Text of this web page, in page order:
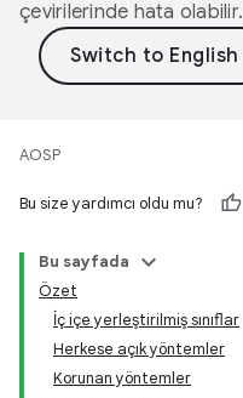
çevirilerinde hata olabilir.
AOSP
Bu size yardımcı oldu mu?
Bu sayfada
Özet
İç içe yerleştirilmiş sınıflar
Herkese açık yöntemler
Korunan yöntemler